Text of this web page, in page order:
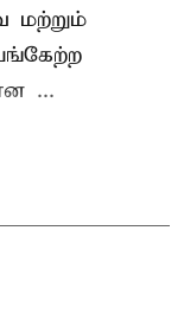
மற்றும்
...